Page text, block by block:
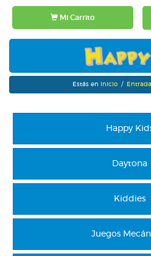
Mi Carrito
Estás en Inicio/
Happy
Daytona
Kiddies
Juegos